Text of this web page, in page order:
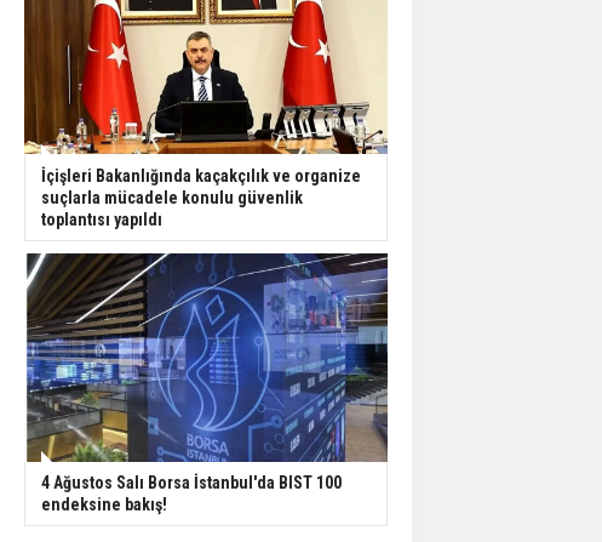
İçişleri Bakanlığında kaçakçılık ve organize
suçlarla mücadele konulu güvenlik
toplantısı yapıldı
4 Ağustos Salı Borsa İstanbul'da BIST 100
endeksine bakış!